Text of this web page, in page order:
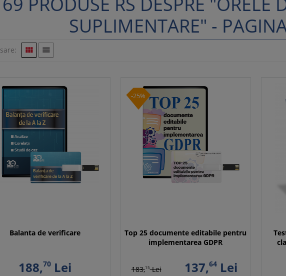
SUPLIMENTARE" -
 
Balanta de verificare
188,70Lei
-25%
Top 25 documente editabile pentru
implementarea GDPR
183,15Lei 137,64 Lei